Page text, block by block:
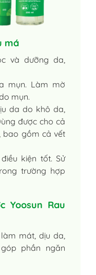
má
và dưỡng da,
mụn. Làm mờ
mụn.
da do khô da,
được cho cả
bao gồm cả vết
kiện tốt. Sử
trường hợp
Yoosun Rau
mát, dịu da,
phần ngăn